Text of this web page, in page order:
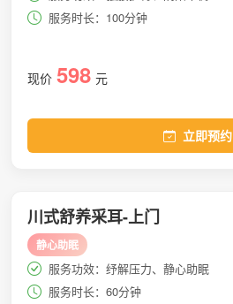
服务时长：100分钟
现价 598 元
立即预约
川式舒养采耳-上门
静心助眠
服务功效：纾解压力、静心助眠
服务时长：60分钟